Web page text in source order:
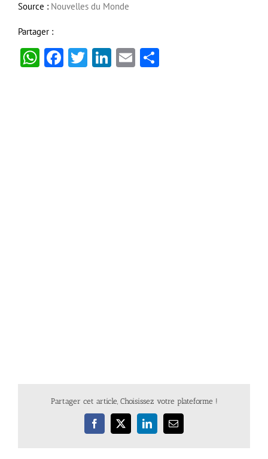
Source : Nouvelles du Monde
Partager :
WhatsApp
Facebook
Twitter
LinkedIn
Email
Partager cet article, Choisissez votre plateforme !
Facebook
X LinkedInEmail